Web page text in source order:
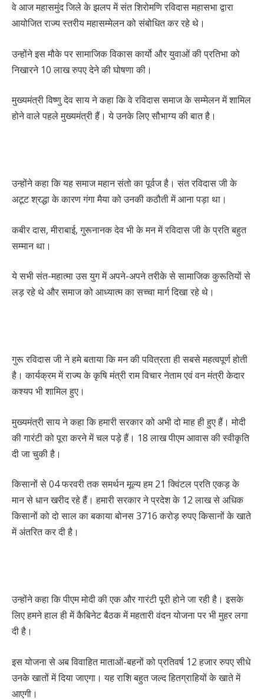
वे आज महासमुंद जिले के झलप में संत शिरोमणि रविदास महासभा द्वारा
आयोजित राज्य स्तरीय महासम्मेलन को संबोधित कर रहे थे।
उन्होंने इस मौके पर सामाजिक विकास कार्यो और युवाओं की प्रतिभा को
निखारने 10 लाख रुपए देने की घोषणा की।
मुख्यमंत्री विष्णु देव साय ने कहा कि वे रविदास समाज के सम्मेलन में शामिल
होने वाले पहले मुख्यमंत्री हैं। ये उनके लिए सौभाग्य की बात है।
उन्होंने कहा कि यह समाज महान संतो का पूर्वज है। संत रविदास जी के
अटूट श्रद्धा के कारण गंगा मैया को उनकी कठौती में आना पड़ा था।
कबीर दास, मीराबाई, गुरूनानक देव भी के मन में रविदास जी के प्रति बहुत
सम्मान था।
ये सभी संत-महात्मा उस युग में अपने-अपने तरीके से सामाजिक कुरूतियों से
लड़ रहे थे और समाज को आध्यात्म का सच्चा मार्ग दिखा रहे थे।
गुरू रविदास जी ने हमे बताया कि मन की पवित्रता ही सबसे महत्वपूर्ण होती
है। कार्यक्रम में राज्य के कृषि मंत्री राम विचार नेताम एवं वन मंत्री केदार
कश्यप भी शामिल हुए।
मुख्यमंत्री साय ने कहा कि हमारी सरकार को अभी दो माह ही हुए हैं। मोदी
की गारंटी को पूरा करने में चल पड़े हैं। 18 लाख पीएम आवास की स्वीकृति
दी जा चुकी है।
किसानों से 04 फरवरी तक समर्थन मूल्य हम 21 क्विंटल प्रति एकड़ के
मान से धान खरीद रहे हैं। हमारी सरकार ने प्रदेश के 12 लाख से अधिक
किसानों को दो साल का बकाया बोनस 3716 करोड़ रुपए किसानों के खाते
में अंतरित कर दी है।
उन्होंने कहा कि पीएम मोदी की एक और गारंटी पूरी होने जा रही है। इसके
लिए हमने हाल ही में कैबिनेट बैठक में महतारी वंदन योजना पर भी मुहर लगा
दी है।
इस योजना से अब विवाहित माताओं-बहनों को प्रतिवर्ष 12 हजार रुपए सीधे
उनके खातों में दिया जाएगा। यह राशि बहुत जल्द हितग्राहियों के खाते में
आएगी।